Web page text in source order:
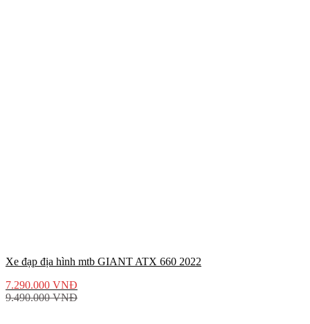
Xe đạp địa hình mtb GIANT ATX 660 2022
7.290.000 VNĐ
9.490.000VNĐ